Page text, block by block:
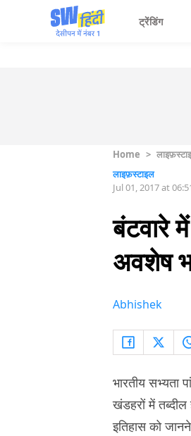
ट्रेंडिंग
Home >
लाइफ़स्टाइल
Jul 01, 2017 at
बंटवारे
अवशेष
Abhishek
भारतीय सभ्यता
खंडहरों में
इतिहास को